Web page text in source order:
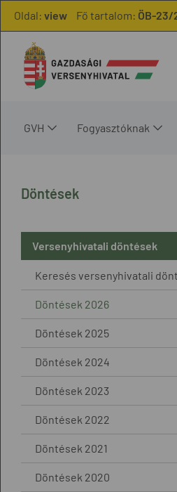
Oldal: view Fő tartalom: ÖB-23/
GVH Fogyasztóknak
Döntések
Versenyhivatali döntések
Keresés versenyhivatali
Döntések 2026
Döntések 2025
Döntések 2024
Döntések 2023
Döntések 2022
Döntések 2021
Döntések 2020